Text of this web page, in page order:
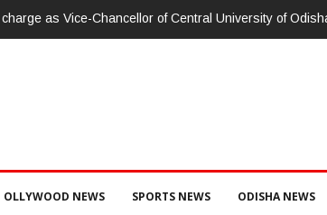
as Vice-Chancellor of Central University of
OLLYWOOD NEWS SPORTS NEWS ODISHA NEWS